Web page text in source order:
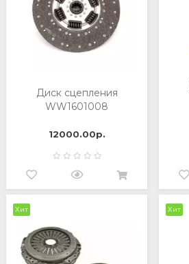
Диск сцепления
WW1601008
12000.00р.
Хит Хит